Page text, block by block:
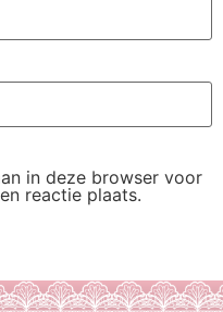
in deze browser voor
reactie plaats.